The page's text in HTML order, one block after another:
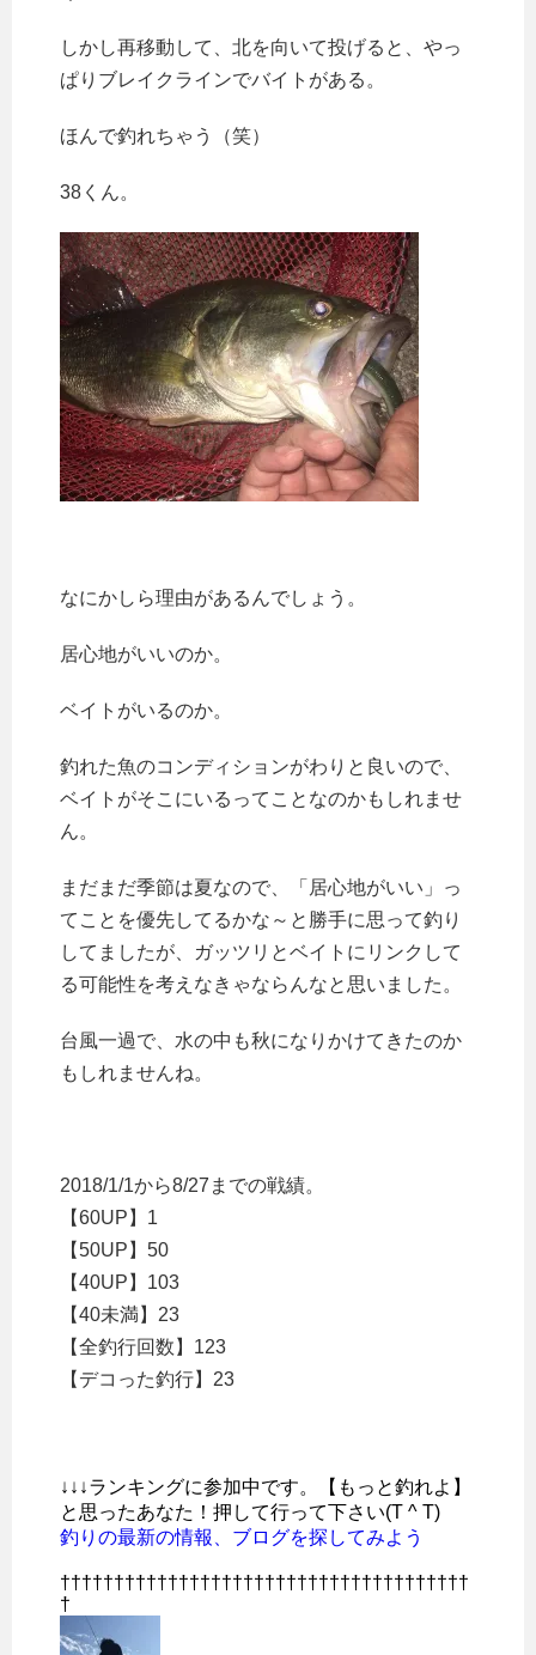
しかし再移動して、北を向いて投げると、やっ
ぱりブレイクラインでバイトがある。
ほんで釣れちゃう（笑）
38くん。
なにかしら理由があるんでしょう。
居心地がいいのか。
ベイトがいるのか。
釣れた魚のコンディションがわりと良いので、
ベイトがそこにいるってことなのかもしれませ
ん。
まだまだ季節は夏なので、「居心地がいい」っ
てことを優先してるかな～と勝手に思って釣り
してましたが、ガッツリとベイトにリンクして
る可能性を考えなきゃならんなと思いました。
台風一過で、水の中も秋になりかけてきたのか
もしれませんね。
2018/1/1から8/27までの戦績。
【60UP】1
【50UP】50
【40UP】103
【40未満】23
【全釣行回数】123
【デコった釣行】23
↓↓↓ランキングに参加中です。【もっと釣れよ】
と思ったあなた！押して行って下さい(T ^ T)
釣りの最新の情報、ブログを探してみよう
††††††††††††††††††††††††††††††††††††††
†